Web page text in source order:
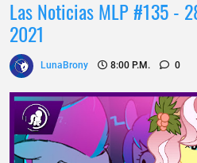
Las Noticias MLP #135 -
2021
LunaBrony 8:00 P.m. 0